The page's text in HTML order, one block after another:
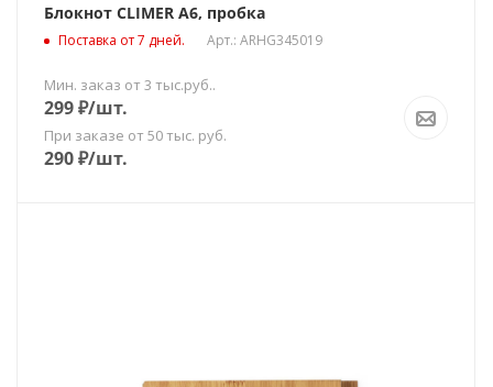
Блокнот CLIMER A6, пробка
Поставка от 7 дней. Арт.: ARHG345019
Мин. заказ от 3 тыс.руб..
299₽/шт.
При заказе от 50 тыс. руб.
290₽/шт.